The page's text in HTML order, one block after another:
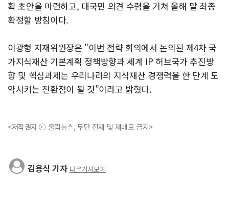
획 초안을 마련하고, 대국민 의견 수렴을 거쳐 올해 말 최종
확정할 방침이다.
이광형 지재위원장은 "이번 전략 회의에서 논의된 제4차 국
가지식재산 기본계획 정책방향과 세계 IP 허브국가 추진방
향 및 핵심과제는 우리나라의 지식재산 경쟁력을 한 단계 도
약시키는 전환점이 될 것"이라고 밝혔다.
<저작권자 ⓒ 울림뉴스, 무단 전재 및 재배포 금지>
김용식 기자 다른기사보기